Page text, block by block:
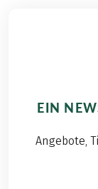
EIN
Angebote,